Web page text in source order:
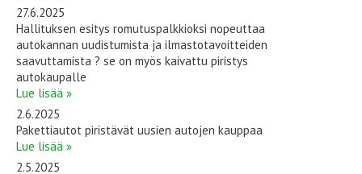
27.6.2025
Hallituksen esitys romutuspalkkioksi nopeuttaa
autokannan uudistumista ja ilmastotavoitteiden
saavuttamista ? se on myös kaivattu piristys
autokaupalle
Lue lisää »
2.6.2025
Pakettiautot piristävät uusien autojen kauppaa
Lue lisää »
2.5.2025